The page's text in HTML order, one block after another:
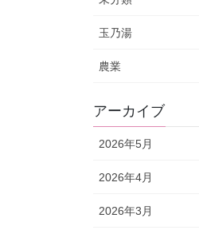
玉乃湯
農業
アーカイブ
2026年5月
2026年4月
2026年3月